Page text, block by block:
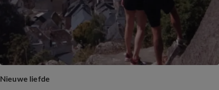
Nieuwe liefde